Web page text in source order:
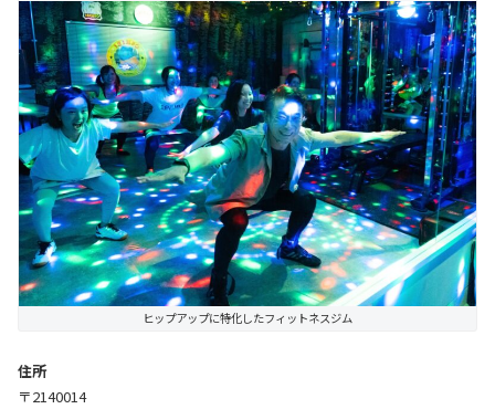
ヒップアップに特化したフィットネスジム
住所
〒2140014